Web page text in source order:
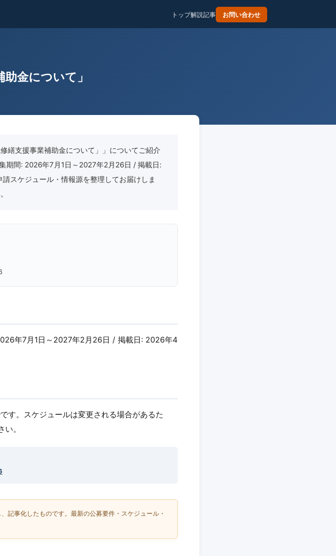
トップ解説記事 お問い合わせ
助金について」
繕支援事業補助金について」」についてご紹介
期間: 2026年7月1日～2027年2月26日 / 掲載日:
スケジュール・情報源を整理してお届けしま
年7月1日～2027年2月26日 / 掲載日: 2026年4
。スケジュールは変更される場合があるた
。
記事化したものです。最新の公募要件・スケジュール・